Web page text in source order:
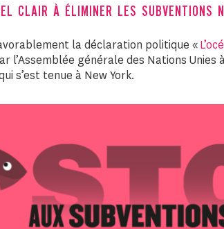
CLAIR À ÉLIMINER LES SUBVENTIONS
la déclaration politique «
l’Assemblée générale des Nations Unies
s’est tenue à New York.